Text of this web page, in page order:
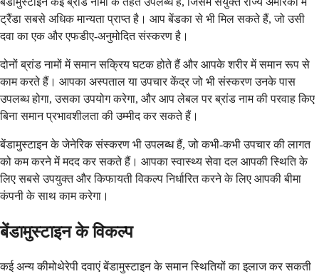
ट्रैंडा सबसे अधिक मान्यता प्राप्त है। आप बेंडका से भी मिल सकते हैं, जो उसी
दवा का एक और एफडीए-अनुमोदित संस्करण है।
दोनों ब्रांड नामों में समान सक्रिय घटक होते हैं और आपके शरीर में समान रूप से
काम करते हैं। आपका अस्पताल या उपचार केंद्र जो भी संस्करण उनके पास
उपलब्ध होगा, उसका उपयोग करेगा, और आप लेबल पर ब्रांड नाम की परवाह किए
बिना समान प्रभावशीलता की उम्मीद कर सकते हैं।
बेंडामुस्टाइन के जेनेरिक संस्करण भी उपलब्ध हैं, जो कभी-कभी उपचार की लागत
को कम करने में मदद कर सकते हैं। आपका स्वास्थ्य सेवा दल आपकी स्थिति के
लिए सबसे उपयुक्त और किफायती विकल्प निर्धारित करने के लिए आपकी बीमा
कंपनी के साथ काम करेगा।
बेंडामुस्टाइन के विकल्प
कई अन्य कीमोथेरेपी दवाएं बेंडामुस्टाइन के समान स्थितियों का इलाज कर सकती